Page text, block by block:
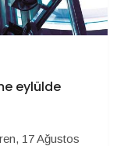
eylülde
17 Ağustos